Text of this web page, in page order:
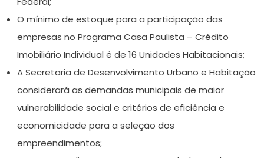
O mínimo de estoque para a participação das
empresas no Programa Casa Paulista – Crédito
Imobiliário Individual é de 16 Unidades Habitacionais;
A Secretaria de Desenvolvimento Urbano e Habitação
considerará as demandas municipais de maior
vulnerabilidade social e critérios de eficiência e
economicidade para a seleção dos
empreendimentos;